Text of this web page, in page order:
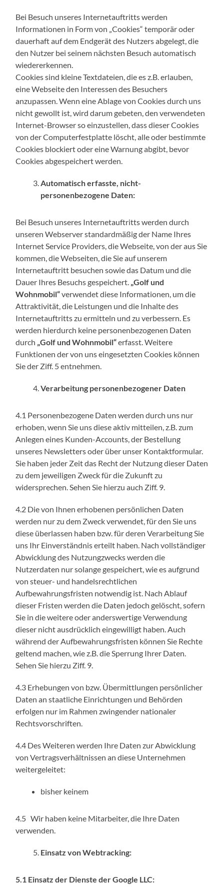
Bei Besuch unseres Internetauftritts werden
Informationen in Form von „Cookies“ temporär oder
dauerhaft auf dem Endgerät des Nutzers abgelegt, die
den Nutzer bei seinem nächsten Besuch automatisch
wiedererkennen.
Cookies sind kleine Textdateien, die es z.B. erlauben,
eine Webseite den Interessen des Besuchers
anzupassen. Wenn eine Ablage von Cookies durch uns
nicht gewollt ist, wird darum gebeten, den verwendeten
Internet-Browser so einzustellen, dass dieser Cookies
von der Computerfestplatte löscht, alle oder bestimmte
Cookies blockiert oder eine Warnung abgibt, bevor
Cookies abgespeichert werden.
Automatisch erfasste, nicht-
personenbezogene Daten:
Bei Besuch unseres Internetauftritts werden durch
unseren Webserver standardmäßig der Name Ihres
Internet Service Providers, die Webseite, von der aus Sie
kommen, die Webseiten, die Sie auf unserem
Internetauftritt besuchen sowie das Datum und die
Dauer Ihres Besuchs gespeichert. „Golf und
Wohnmobil“verwendet diese Informationen, um die
Attraktivität, die Leistungen und die Inhalte des
Internetauftritts zu ermitteln und zu verbessern. Es
werden hierdurch keine personenbezogenen Daten
durch „Golf und Wohnmobil“erfasst. Weitere
Funktionen der von uns eingesetzten Cookies können
Sie der Ziff. 5 entnehmen.
Verarbeitung personenbezogener Daten
4.1 Personenbezogene Daten werden durch uns nur
erhoben, wenn Sie uns diese aktiv mitteilen, z.B. zum
Anlegen eines Kunden-Accounts, der Bestellung
unseres Newsletters oder über unser Kontaktformular.
Sie haben jeder Zeit das Recht der Nutzung dieser Daten
zu dem jeweiligen Zweck für die Zukunft zu
widersprechen. Sehen Sie hierzu auch Ziff. 9.
4.2 Die von Ihnen erhobenen persönlichen Daten
werden nur zu dem Zweck verwendet, für den Sie uns
diese überlassen haben bzw. für deren Verarbeitung Sie
uns Ihr Einverständnis erteilt haben. Nach vollständiger
Abwicklung des Nutzungzwecks werden die
Nutzerdaten nur solange gespeichert, wie es aufgrund
von steuer- und handelsrechtlichen
Aufbewahrungsfristen notwendig ist. Nach Ablauf
dieser Fristen werden die Daten jedoch gelöscht, sofern
Sie in die weitere oder anderswertige Verwendung
dieser nicht ausdrücklich eingewilligt haben. Auch
während der Aufbewahrungsfristen können Sie Rechte
geltend machen, wie z.B. die Sperrung Ihrer Daten.
Sehen Sie hierzu Ziff. 9.
4.3 Erhebungen von bzw. Übermittlungen persönlicher
Daten an staatliche Einrichtungen und Behörden
erfolgen nur im Rahmen zwingender nationaler
Rechtsvorschriften.
4.4 Des Weiteren werden Ihre Daten zur Abwicklung
von Vertragsverhältnissen an diese Unternehmen
weitergeleitet:
bisher keinem
4.5 Wir haben keine Mitarbeiter, die Ihre Daten
verwenden.
Einsatz von Webtracking:
5.1 Einsatz der Dienste der Google LLC: